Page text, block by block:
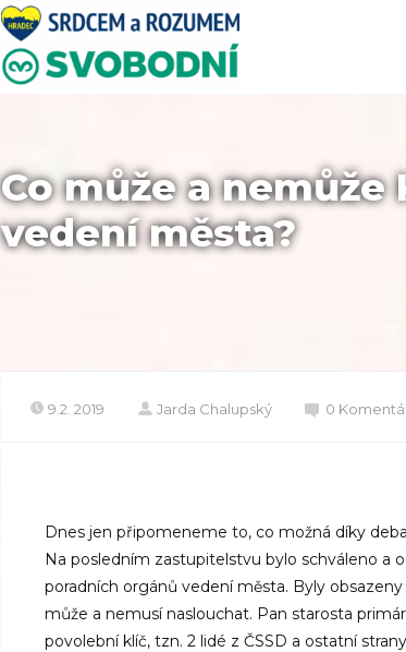
Co může a
vedení města?
9.2. 2019 Jarda Chalupský 0
Dnes jen připomeneme to, co možná díky
Na posledním zastupitelstvu bylo schváleno a
poradních orgánů vedení města. Byly
může a nemusí naslouchat. Pan starosta
povolební klíč, tzn. 2 lidé z ČSSD a ostatní